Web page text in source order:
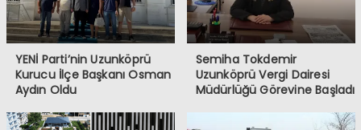
YENİ Parti’nin Uzunköprü
Kurucu İlçe Başkanı Osman
Aydın Oldu
Semiha Tokdemir
Uzunköprü Vergi Dairesi
Müdürlüğü Görevine Başladı